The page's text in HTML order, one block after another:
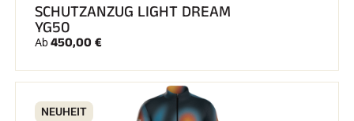
SCHUTZANZUG LIGHT DREAM
YG50
Ab450,00 €
NEUHEIT